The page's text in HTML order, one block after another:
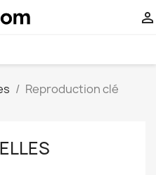

Reproduction clé